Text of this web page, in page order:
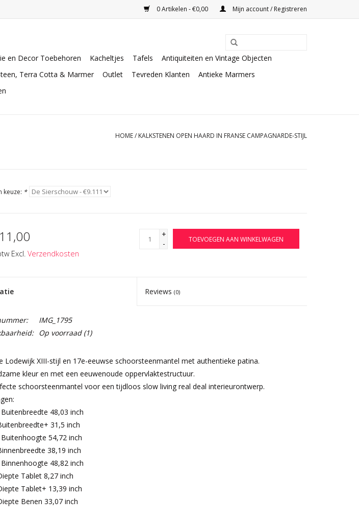
0 Artikelen - €0,00 Mijn account / Registreren
en Decor Toebehoren Kacheltjes Tafels
Antiquiteiten en Vintage Objecten
Terra Cotta & Marmer Outlet Tevreden Klanten
Antieke Marmers
HOME/ KALKSTENEN OPEN HAARD IN FRANSE CAMPAGNARDE-STIJL
keuze: *
Excl. Verzendkosten
+
-
TOEVOEGEN AAN WINKELWAGEN
Reviews(0)
IMG_1795
Op voorraad(1)
Lodewijk XIII-stijl en 17e-eeuwse schoorsteenmantel met authentieke patina.
kleur en met een eeuwenoude oppervlaktestructuur.
schoorsteenmantel voor een tijdloos slow living real deal interieurontwerp.
48,03 inch
31,5 inch
54,72 inch
38,19 inch
48,82 inch
Tablet 8,27 inch
Tablet+ 13,39 inch
Benen 33,07 inch